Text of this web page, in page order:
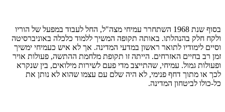
בסוף שנת 1968 השתחרר עמיחי מצה"ל, החל לעבוד במפעל של הוריו
ולקח חלק בהנהלתו. באותה תקופה המשיך ללמוד כלכלה באוניברסיטה
וסיים לימודיו לתואר ראשון במדעי המדינה. אך לא איש כעמיחי ימשיך
זמן רב בחיים האזרחים. הייתה זו תקופת מלחמת ההתשה, פעולות אויר
ופעולות גמול. עמיחי, שהתייצב מדי פעם לשירות מילואים, בין שנקרא
לכך או מתוך דחף פנימי, לא היה שלם עם עצמו שהוא לא נותן את
כל-כולו לביטחון המדינה.